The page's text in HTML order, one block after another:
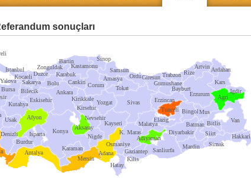
sonuçları
Ankara
Bursa
Istanbul
Kocaeli
Sakarya
Zonguldak
Bolu
Bilecik
Eskisehir
Kutahya
Denizli
Burdur
Usak Afyon
Isparta
Antalya
Konya
Mersin
Kirsehir
Cankiri
Kastamonu
Sinop
Corum
Yozgat
Nevsehir
Nigde
Adana
Hatay
K. Maras
Kayseri
Sivas
Tokat
Amasya
Samsun
OrduGiresun
Erzincan
Malatya
Gaziantep Sanliurfa
Adiyaman
Gumushane
Trabzon Rize
Erzurum
Artvin
Kars
Agri
Tunceli
Elazig
Diyarbakir
Mardin
Siirt
Bitlis
BingolMus
Van
Hakkari
Kirikkale
Bayburt
Karaman
Aksaray
Kilis
Ardahan
Duzce Karabuk
Bartin
Osmaniye
Igdir
Batman
Sirnak
Yalova